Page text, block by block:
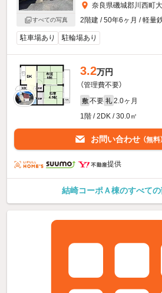
すべての写真
奈良県磯城郡川西町
2階建 / 50年6ヶ月 / 軽量
駐車場あり 駐輪場あり
3.2万円
（管理費不要）
敷 不要 礼 2.0ヶ月
1階 / 2DK / 30.0㎡
お問い合わせ （無料）
提供
結崎コーポＡ棟のすべて